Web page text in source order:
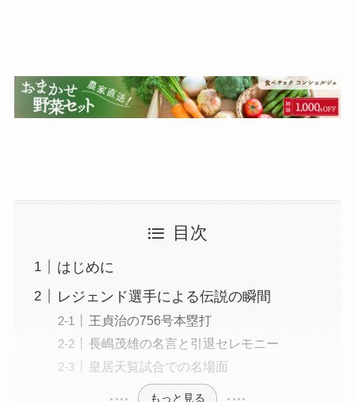
目次
はじめに
レジェンド選手による伝説の瞬間
王貞治の756号本塁打
長嶋茂雄の名言と引退セレモニー
皇居天覧試合での名場面
もっと見る